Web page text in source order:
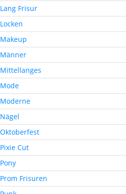
Lang Frisur
Locken
Makeup
Männer
Mittellanges
Mode
Moderne
Nägel
Oktoberfest
Pixie Cut
Pony
Prom Frisuren